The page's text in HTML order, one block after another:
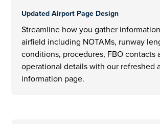
Updated Airport Page Design
Streamline how you gather
airfield including NOTAMs, runway
conditions, procedures, FBO contacts
operational details with our refreshed
information page.